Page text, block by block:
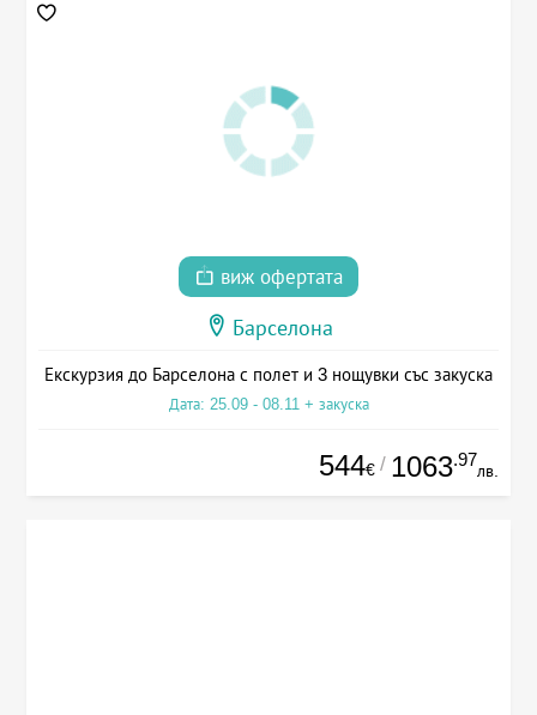
виж офертата
Барселона
Екскурзия до Барселона с полет и 3 нощувки със закуска
Дата: 25.09 - 08.11 + закуска
544€ / 1063.97
лв.